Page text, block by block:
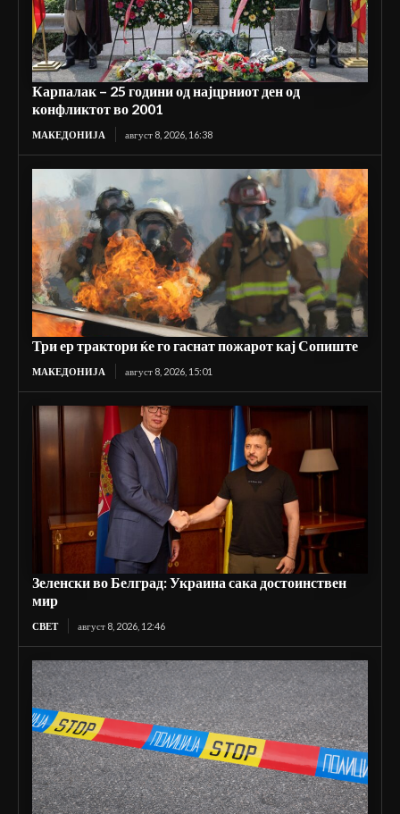
Карпалак – 25 години од најцрниот ден од
конфликтот во 2001
МАКЕДОНИЈА август 8, 2026, 16:38
Три ер трактори ќе го гаснат пожарот кај Сопиште
МАКЕДОНИЈА август 8, 2026, 15:01
Зеленски во Белград: Украина сака достоинствен
мир
СВЕТ август 8, 2026, 12:46